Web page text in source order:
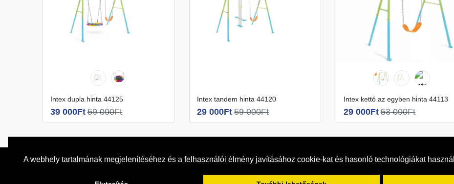
A webhely tartalmának megjelenítéséhez és a felhasználói élmény javításához cookie-kat és hasonló technológiákat
Intex dupla hinta 44125
39 000Ft 59 000Ft
Intex tandem hinta 44120
29 000Ft 59 000Ft
Intex kettő az egyben hinta 44113
29 000Ft 53 000Ft